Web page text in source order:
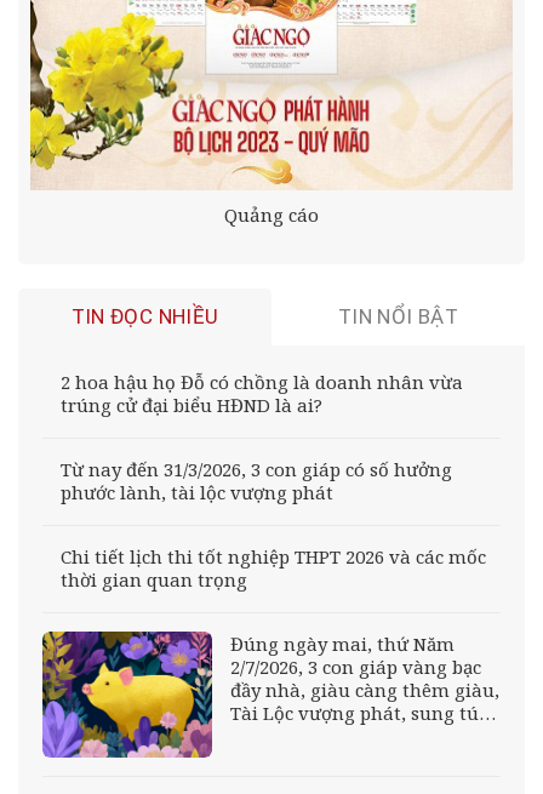
Quảng cáo
TIN ĐỌC NHIỀU TIN NỔI BẬT
2 hoa hậu họ Đỗ có chồng là doanh nhân vừa
trúng cử đại biểu HĐND là ai?
Từ nay đến 31/3/2026, 3 con giáp có số hưởng
phước lành, tài lộc vượng phát
Chi tiết lịch thi tốt nghiệp THPT 2026 và các mốc
thời gian quan trọng
Đúng ngày mai, thứ Năm
2/7/2026, 3 con giáp vàng bạc
đầy nhà, giàu càng thêm giàu,
Tài Lộc vượng phát, sung túc